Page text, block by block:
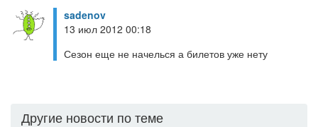
sadenov
13 июл 2012 00:18
Сезон еще не начелься а билетов уже нету
Другие новости по теме